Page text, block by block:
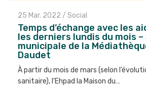
25 Mar. 2022 / Social
Temps d’échange avec les
les derniers lundis du mois –
municipale de la
Daudet
À partir du mois de mars (selon
sanitaire), l’Ehpad la Maison du…